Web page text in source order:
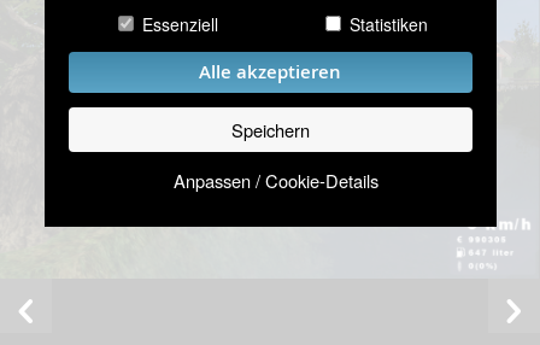
Essenziell
Statistiken
Alle akzeptieren
Speichern
Anpassen / Cookie-Details